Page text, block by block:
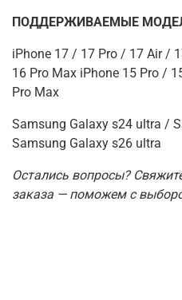
ПОДДЕРЖИВАЕМЫЕ
iPhone 17 / 17 Pro / 17 Air /
16 Pro Max iPhone 15 Pro /
Pro Max
Samsung Galaxy s24 ultra /
Samsung Galaxy s26 ultra
Остались вопросы?
заказа — поможем с